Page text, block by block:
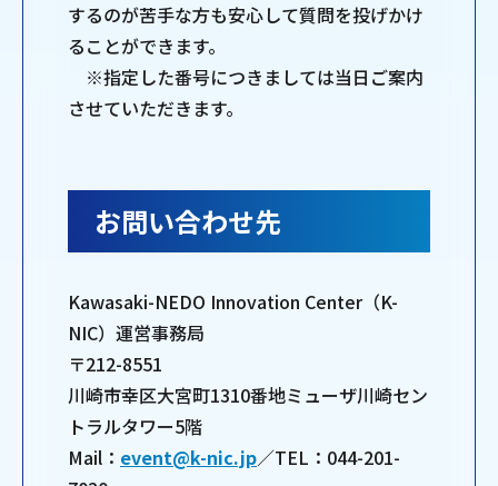
するのが苦手な方も安心して質問を投げかけ
ることができます。
※指定した番号につきましては当日ご案内
させていただきます。
お問い合わせ先
Kawasaki-NEDO Innovation Center（K-
NIC）運営事務局
〒212-8551
川崎市幸区大宮町1310番地ミューザ川崎セン
トラルタワー5階
Mail： event@k-nic.jp／TEL：044-201-